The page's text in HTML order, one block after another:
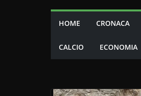
HOME CRONACA
CALCIO ECONOMIA